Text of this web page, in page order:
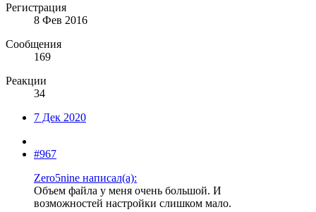
Регистрация
8 Фев 2016
Сообщения
169
Реакции
34
7 Дек 2020
#967
Zero5nine написал(а):
Объем файла у меня очень большой. И
возможностей настройки слишком мало.